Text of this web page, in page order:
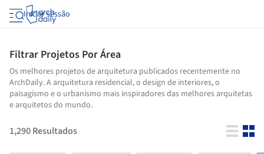
Iniciar sessão
Filtrar Projetos Por Área
Os melhores projetos de arquitetura publicados recentemente no
ArchDaily. A arquitetura residencial, o design de interiores, o
paisagismo e o urbanismo mais inspiradores das melhores arquitetas
e arquitetos do mundo.
1,290Resultados